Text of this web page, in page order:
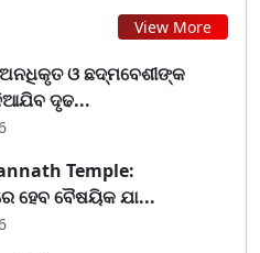
View More
ଓ ଛଦ୍ମବେଶୀଙ୍କ
ଦୃଢ...
Temple:
ହେବ ବୈଷୟିକ ଯା...